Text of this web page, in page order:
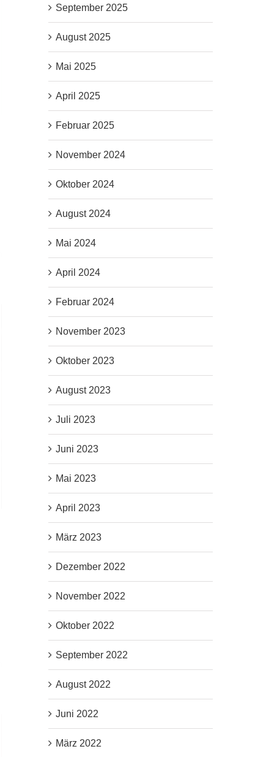
September 2025
August 2025
Mai 2025
April 2025
Februar 2025
November 2024
Oktober 2024
August 2024
Mai 2024
April 2024
Februar 2024
November 2023
Oktober 2023
August 2023
Juli 2023
Juni 2023
Mai 2023
April 2023
März 2023
Dezember 2022
November 2022
Oktober 2022
September 2022
August 2022
Juni 2022
März 2022